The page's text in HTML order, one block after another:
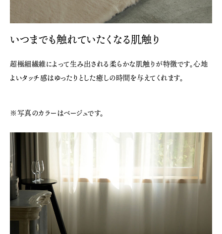
いつまでも触れていたくなる肌触り
超極細繊維によって生み出される柔らかな肌触りが特徴です。心地
よいタッチ感はゆったりとした癒しの時間を与えてくれます。
※写真のカラーはベージュです。